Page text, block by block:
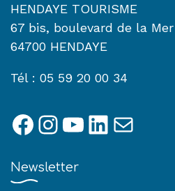
HENDAYE TOURISME
67 bis, boulevard de la Mer
64700 HENDAYE
Tél : 05 59 20 00 34
Facebook
Instagram
YouTube
LinkedIn
E-mail
Newsletter